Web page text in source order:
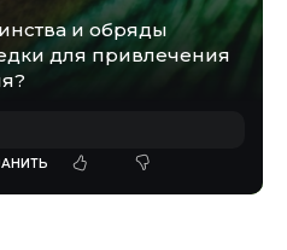
и обряды
для привлечения